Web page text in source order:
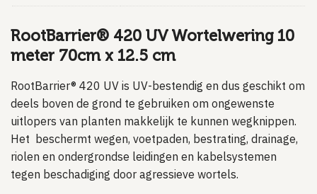
RootBarrier® 420 UV Wortelwering 10
meter 70cm x 12.5 cm
RootBarrier® 420 UV is UV-bestendig en dus geschikt om
deels boven de grond te gebruiken om ongewenste
uitlopers van planten makkelijk te kunnen wegknippen.
Het beschermt wegen, voetpaden, bestrating, drainage,
riolen en ondergrondse leidingen en kabelsystemen
tegen beschadiging door agressieve wortels.